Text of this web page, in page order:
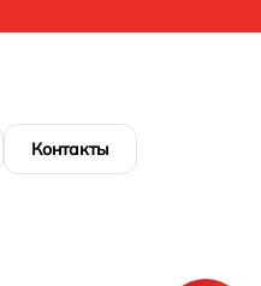
Контакты